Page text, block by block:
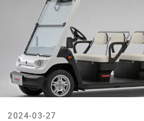
2024-03-27